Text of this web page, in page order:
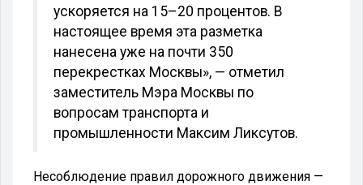
ускоряется на 15–20 процентов. В
настоящее время эта разметка
нанесена уже на почти 350
перекрестках Москвы», — отметил
заместитель Мэра Москвы по
вопросам транспорта и
промышленности Максим Ликсутов.
Несоблюдение правил дорожного движения —